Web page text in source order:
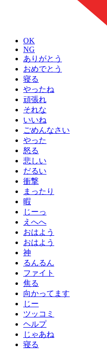
OK
NG
ありがとう
おめでとう
寝る
やったね
頑張れ
それな
いいね
ごめんなさい
やった
怒る
悲しい
だるい
衝撃
まったり
暇
じーっ
えへへ
おはよう
おはよう
神
るんるん
ファイト
焦る
向かってます
じー
ツッコミ
ヘルプ
じゃあね
寝る